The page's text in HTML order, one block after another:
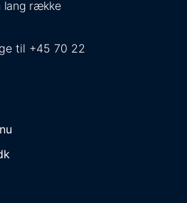
lang række
til +45 70 22